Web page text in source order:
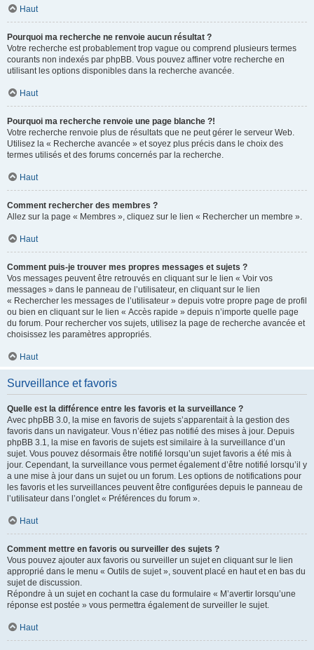
Haut
Pourquoi ma recherche ne renvoie aucun résultat ?
Votre recherche est probablement trop vague ou comprend plusieurs termes
courants non indexés par phpBB. Vous pouvez affiner votre recherche en
utilisant les options disponibles dans la recherche avancée.
Haut
Pourquoi ma recherche renvoie une page blanche ?!
Votre recherche renvoie plus de résultats que ne peut gérer le serveur Web.
Utilisez la « Recherche avancée » et soyez plus précis dans le choix des
termes utilisés et des forums concernés par la recherche.
Haut
Comment rechercher des membres ?
Allez sur la page « Membres », cliquez sur le lien « Rechercher un membre ».
Haut
Comment puis-je trouver mes propres messages et sujets ?
Vos messages peuvent être retrouvés en cliquant sur le lien « Voir vos
messages » dans le panneau de l’utilisateur, en cliquant sur le lien
« Rechercher les messages de l’utilisateur » depuis votre propre page de profil
ou bien en cliquant sur le lien « Accès rapide » depuis n’importe quelle page
du forum. Pour rechercher vos sujets, utilisez la page de recherche avancée et
choisissez les paramètres appropriés.
Haut
Surveillance et favoris
Quelle est la différence entre les favoris et la surveillance ?
Avec phpBB 3.0, la mise en favoris de sujets s’apparentait à la gestion des
favoris dans un navigateur. Vous n’étiez pas notifié des mises à jour. Depuis
phpBB 3.1, la mise en favoris de sujets est similaire à la surveillance d’un
sujet. Vous pouvez désormais être notifié lorsqu’un sujet favoris a été mis à
jour. Cependant, la surveillance vous permet également d’être notifié lorsqu’il y
a une mise à jour dans un sujet ou un forum. Les options de notifications pour
les favoris et les surveillances peuvent être configurées depuis le panneau de
l’utilisateur dans l’onglet « Préférences du forum ».
Haut
Comment mettre en favoris ou surveiller des sujets ?
Vous pouvez ajouter aux favoris ou surveiller un sujet en cliquant sur le lien
approprié dans le menu « Outils de sujet », souvent placé en haut et en bas du
sujet de discussion.
Répondre à un sujet en cochant la case du formulaire « M’avertir lorsqu’une
réponse est postée » vous permettra également de surveiller le sujet.
Haut